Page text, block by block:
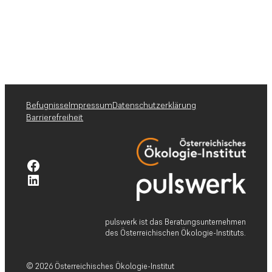
BefugnisseImpressumDatenschutzerklärung
Barrierefreiheit
Facebook-Profil pulswerk GmbH
Linkedin-Profil pulswerk GmbH
pulswerk ist das Beratungsunternehmen
des Österreichischen Ökologie-Instituts.
© 2026 Österreichisches Ökologie-Institut